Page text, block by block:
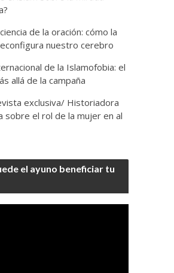
de la oración: cómo la
nuestro cerebro
de la Islamofobia: el
allá de la campaña
exclusiva/ Historiadora
sobre el rol de la mujer en al
el ayuno beneficiar tu